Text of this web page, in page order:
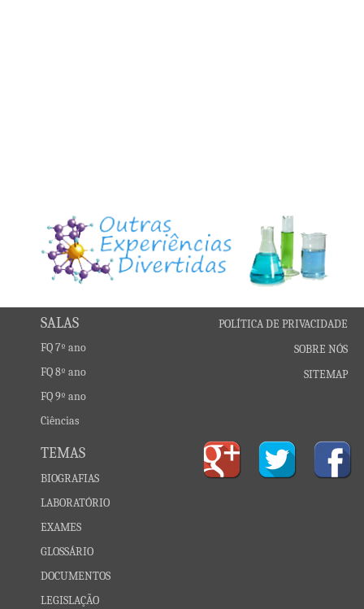
SALAS
FQ 7º ano
FQ 8º ano
FQ 9º ano
Ciências
TEMAS
BIOGRAFIAS
LABORATÓRIO
EXAMES
GLOSSÁRIO
DOCUMENTOS
LEGISLAÇÃO
POLÍTICA DE PRIVACIDADE
SOBRE NÓS
SITEMAP